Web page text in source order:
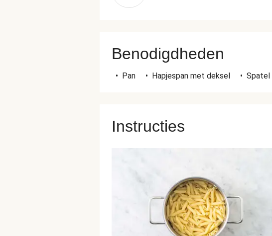
Benodigdheden
• Pan • Hapjespan met deksel • Spatel
Instructies